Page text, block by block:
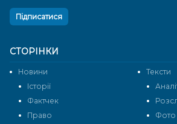
СТОРІНКИ
Новини
Тексти
Історії
Фактчек
Право
Фото
Підписатися